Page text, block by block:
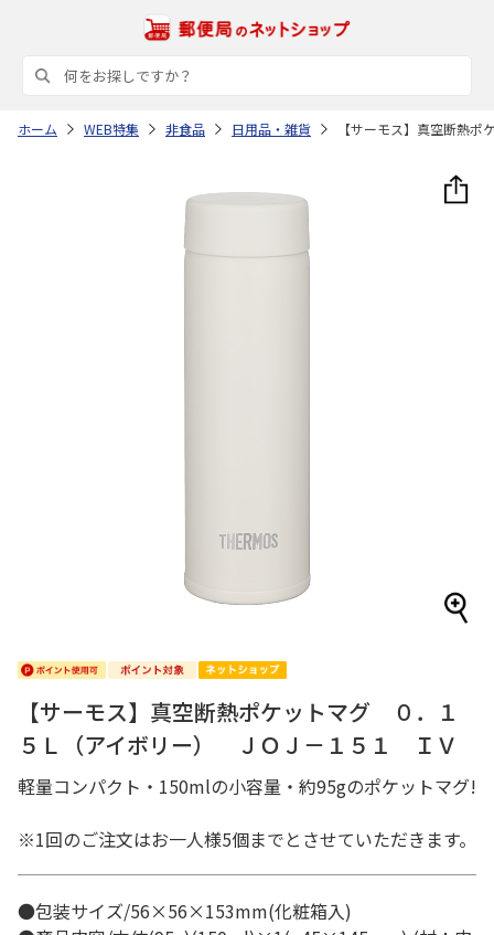
ホーム WEB特集 非食品 日用品・雑貨 【サーモス】真空断熱
【サーモス】真空断熱ポケットマグ ０．１
５Ｌ（アイボリー） ＪＯＪ－１５１ ＩＶ
軽量コンパクト・150mlの小容量・約95gのポケットマグ!
※1回のご注文はお一人様5個までとさせていただきます。
●包装サイズ/56×56×153mm(化粧箱入)